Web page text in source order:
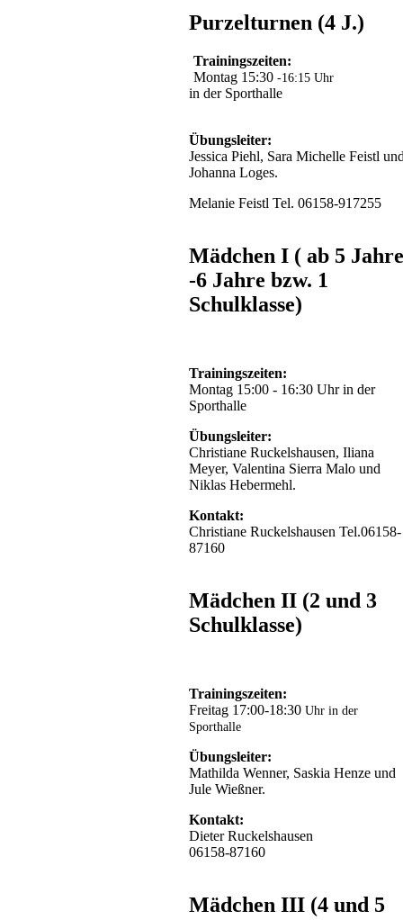
Im
Nr.15
Jahrgang
2001
und
waren
2
crumstädter
Mannschaften
am
2
Mannschaft
belegte
den
die
erste
Mannschaft
4.
Platz.
Gute
Leistung!
1.
Mannschaft: Pascal
Hamann,
Marvin
Rhojan, Rico
Strütt,
Mannschaft:
Philipp
Neukirchner, David
Nabil
Charki, Christian
Groß,
Kunzi,
Felix
Graf.
Kampfrichter
Purzelturnen (4 J.)
Trainingszeiten:
Montag 15:30 -16:15 Uhr
in der Sporthalle
Übungsleiter:
Jessica Piehl, Sara Michelle Feistl
Johanna Loges.
Melanie Feistl Tel. 06158-917255
Mädchen I ( ab 5 Jahre
-6 Jahre bzw. 1
Schulklasse)
Trainingszeiten:
Montag 15:00 - 16:30 Uhr in der
Sporthalle
Übungsleiter:
Christiane Ruckelshausen, Iliana
Meyer, Valentina Sierra Malo und
Niklas Hebermehl.
Kontakt:
Christiane Ruckelshausen Tel.06158-
87160
Mädchen II (2 und 3
Schulklasse)
Trainingszeiten:
Freitag 17:00-18:30 Uhr in der
Sporthalle
Übungsleiter:
Mathilda Wenner, Saskia Henze und
Jule Wießner.
Kontakt:
Dieter Ruckelshausen
06158-87160
Mädchen III (4 und 5